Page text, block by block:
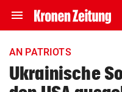
menu Navigation
ein-/ausklappen
AN PATRIOTS
Ukrainische